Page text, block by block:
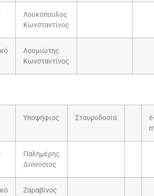
Λουκόπουλος
Κωνσταντίνος
Λουμιώτης
Κωνσταντίνος
Υποψήφιος Σταυροδοσία
e-
Παλημέρης
Διονύσιος
Ζαραβίνος